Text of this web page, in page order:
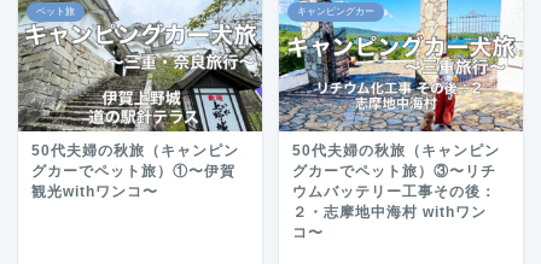
ペット旅
50代夫婦の秋旅（キャンピン
グカーでペット旅）①〜伊賀
観光withワンコ〜
キャンピングカー
50代夫婦の秋旅（キャンピン
グカーでペット旅）③〜リチ
ウムバッテリー工事その後：
２・志摩地中海村 withワン
コ〜